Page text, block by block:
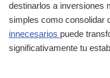
destinarlos a inversiones
simples como consolidar
innecesarios puede
significativamente tu